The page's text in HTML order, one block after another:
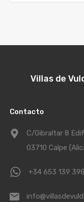
Villas de
Contacto
C/Gibraltar 8
03710 Calpe
+34 653 139 398